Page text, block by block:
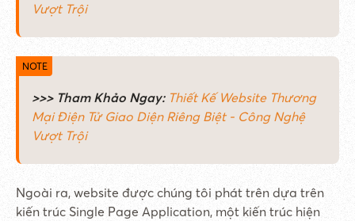
Vượt Trội
>>> Tham Khảo Ngay: Thiết Kế Website Thương
Mại Điện Tử Giao Diện Riêng Biệt - Công Nghệ
Vượt Trội
Ngoài ra, website được chúng tôi phát trên dựa trên
kiến trúc Single Page Application, một kiến trúc hiện